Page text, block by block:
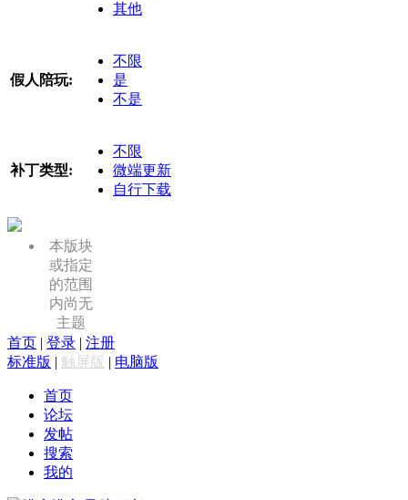
其他
假人陪玩:
不限
是
不是
补丁类型:
不限
微端更新
自行下载
本版块
或指定
的范围
内尚无
主题
首页 | 登录 | 注册
标准版 | 触屏版 | 电脑版
首页
论坛
发帖
搜索
我的